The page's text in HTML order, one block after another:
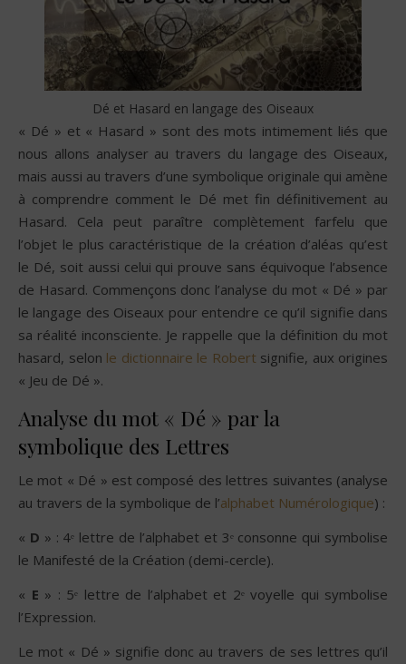
Dé et Hasard en langage des Oiseaux
« Dé » et « Hasard » sont des mots intimement liés que
nous allons analyser au travers du langage des Oiseaux,
mais aussi au travers d’une symbolique originale qui amène
à comprendre comment le Dé met fin définitivement au
Hasard. Cela peut paraître complètement farfelu que
l’objet le plus caractéristique de la création d’aléas qu’est
le Dé, soit aussi celui qui prouve sans équivoque l’absence
de Hasard. Commençons donc l’analyse du mot « Dé » par
le langage des Oiseaux pour entendre ce qu’il signifie dans
sa réalité inconsciente. Je rappelle que la définition du mot
hasard, selon le dictionnaire le Robert signifie, aux origines
« Jeu de Dé ».
Analyse du mot « Dé » par la
symbolique des Lettres
Le mot « Dé » est composé des lettres suivantes (analyse
au travers de la symbolique de l’alphabet Numérologique) :
« D » : 4ᵉ lettre de l’alphabet et 3ᵉ consonne qui symbolise
le Manifesté de la Création (demi-cercle).
« E » : 5ᵉ lettre de l’alphabet et 2ᵉ voyelle qui symbolise
l’Expression.
Le mot « Dé » signifie donc au travers de ses lettres qu’il